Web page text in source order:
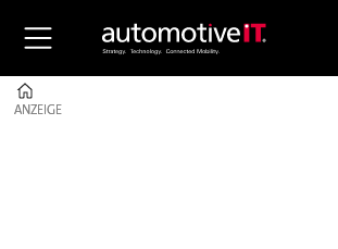
ANZEIGE
ANZEIGE